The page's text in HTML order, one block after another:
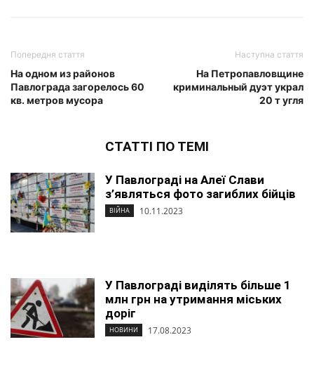
Попередня стаття
На одном из районов
Павлограда загорелось 60
кв. метров мусора
Наступна стаття
На Петропавловщине
криминальный дуэт украл
20 т угля
СТАТТІ ПО ТЕМІ
У Павлограді на Алеї Слави
з’являться фото загиблих бійців
ВІЙНА 10.11.2023
У Павлограді виділять більше 1
млн грн на утримання міських
доріг
НОВИНИ 17.08.2023